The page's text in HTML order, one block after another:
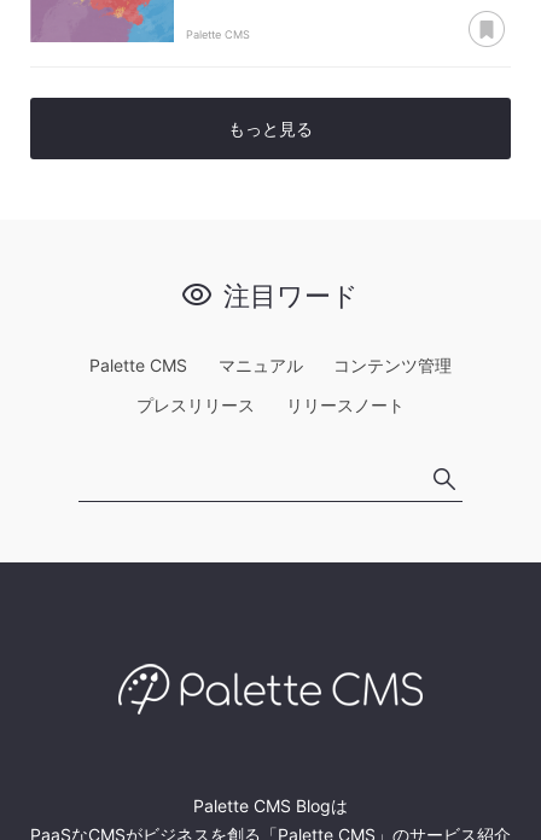
Palette CMS
もっと見る
注目ワード
Palette CMS マニュアル
コンテンツ管理
プレスリリース
リリースノート
Palette CMS Blogは
PaaSなCMSがビジネスを創る「Palette CMS」のサービス紹介